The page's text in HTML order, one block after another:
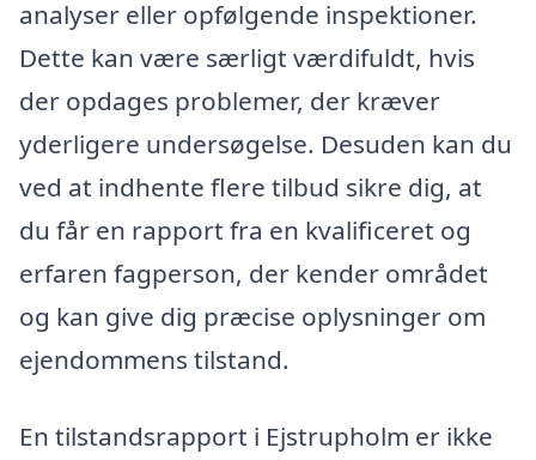
analyser eller opfølgende inspektioner.
Dette kan være særligt værdifuldt, hvis
der opdages problemer, der kræver
yderligere undersøgelse. Desuden kan du
ved at indhente flere tilbud sikre dig, at
du får en rapport fra en kvalificeret og
erfaren fagperson, der kender området
og kan give dig præcise oplysninger om
ejendommens tilstand.
En tilstandsrapport i Ejstrupholm er ikke